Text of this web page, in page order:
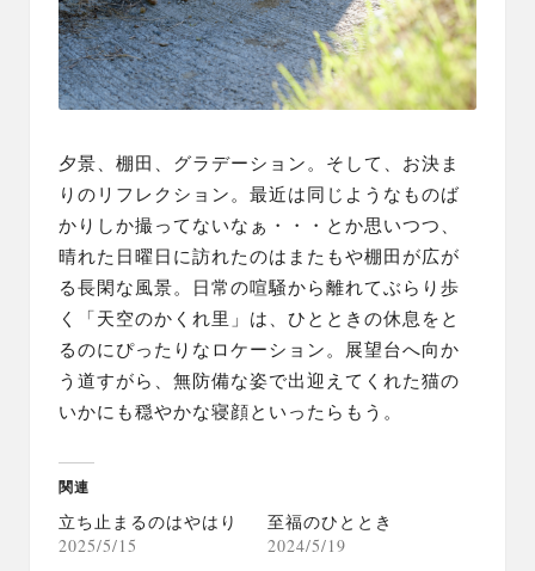
夕景、棚田、グラデーション。そして、お決ま
りのリフレクション。最近は同じようなものば
かりしか撮ってないなぁ・・・とか思いつつ、
晴れた日曜日に訪れたのはまたもや棚田が広が
る長閑な風景。日常の喧騒から離れてぶらり歩
く「天空のかくれ里」は、ひとときの休息をと
るのにぴったりなロケーション。展望台へ向か
う道すがら、無防備な姿で出迎えてくれた猫の
いかにも穏やかな寝顔といったらもう。
関連
立ち止まるのはやはり
2025/5/15
至福のひととき
2024/5/19